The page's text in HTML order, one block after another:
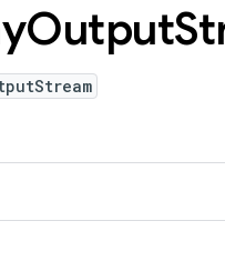
Output